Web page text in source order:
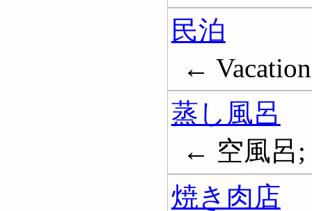
民泊
←
蒸し風呂
← 空風呂;
焼き肉店